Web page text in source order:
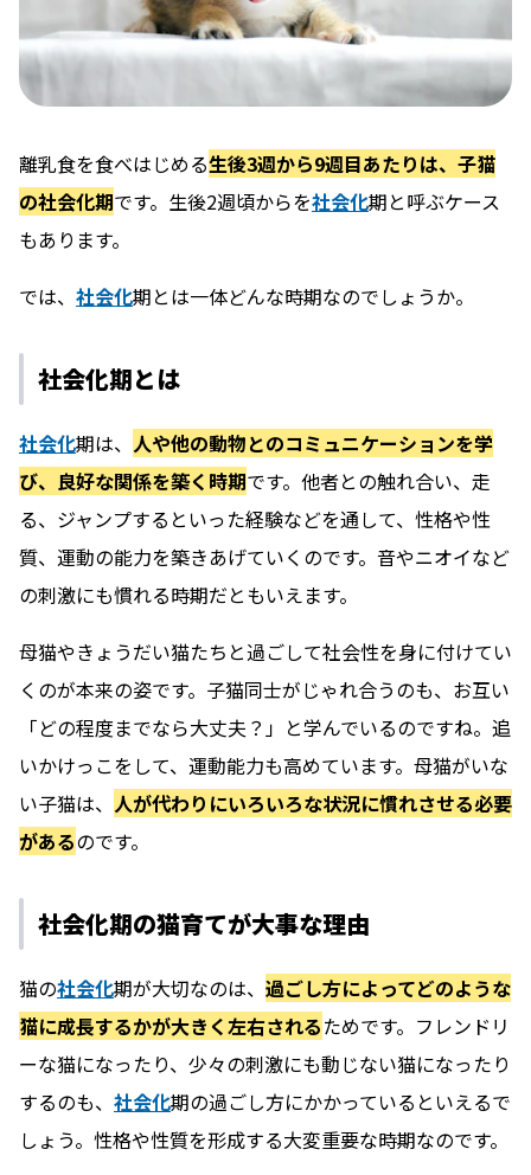
離乳食を食べはじめる生後3週から9週目あたりは、子猫
の社会化期です。生後2週頃からを社会化期と呼ぶケース
もあります。
では、 社会化期とは一体どんな時期なのでしょうか。
社会化期とは
社会化期は、 人や他の動物とのコミュニケーションを学
び、良好な関係を築く時期です。他者との触れ合い、走
る、ジャンプするといった経験などを通して、性格や性
質、運動の能力を築きあげていくのです。音やニオイなど
の刺激にも慣れる時期だともいえます。
母猫やきょうだい猫たちと過ごして社会性を身に付けてい
くのが本来の姿です。子猫同士がじゃれ合うのも、お互い
「どの程度までなら大丈夫？」と学んでいるのですね。追
いかけっこをして、運動能力も高めています。母猫がいな
い子猫は、 人が代わりにいろいろな状況に慣れさせる必要
があるのです。
社会化期の猫育てが大事な理由
猫の社会化期が大切なのは、 過ごし方によってどのような
猫に成長するかが大きく左右されるためです。フレンドリ
ーな猫になったり、少々の刺激にも動じない猫になったり
するのも、 社会化期の過ごし方にかかっているといえるで
しょう。性格や性質を形成する大変重要な時期なのです。